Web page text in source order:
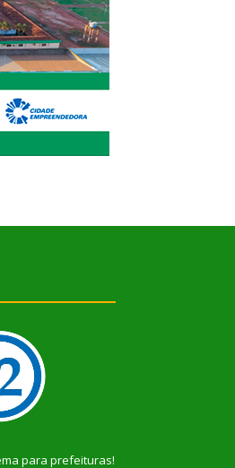
para prefeituras!